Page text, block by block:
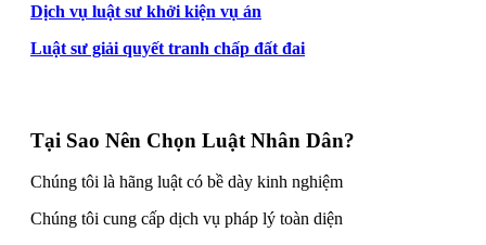
Dịch vụ luật sư khởi kiện vụ án
Luật sư giải quyết tranh chấp đất đai
Tại Sao Nên Chọn Luật Nhân Dân?
Chúng tôi là hãng luật có bề dày kinh nghiệm
Chúng tôi cung cấp dịch vụ pháp lý toàn diện